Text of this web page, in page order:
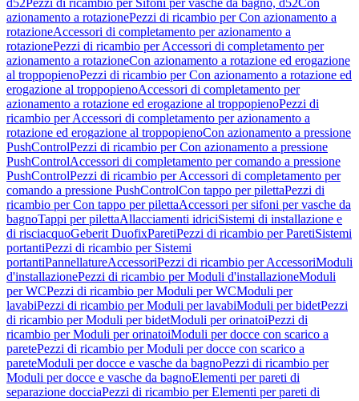
d52Pezzi di ricambio per Sifoni per vasche da bagno, d52Con
azionamento a rotazionePezzi di ricambio per Con azionamento a
rotazioneAccessori di completamento per azionamento a
rotazionePezzi di ricambio per Accessori di completamento per
azionamento a rotazioneCon azionamento a rotazione ed erogazione
al troppopienoPezzi di ricambio per Con azionamento a rotazione ed
erogazione al troppopienoAccessori di completamento per
azionamento a rotazione ed erogazione al troppopienoPezzi di
ricambio per Accessori di completamento per azionamento a
rotazione ed erogazione al troppopienoCon azionamento a pressione
PushControlPezzi di ricambio per Con azionamento a pressione
PushControlAccessori di completamento per comando a pressione
PushControlPezzi di ricambio per Accessori di completamento per
comando a pressione PushControlCon tappo per pilettaPezzi di
ricambio per Con tappo per pilettaAccessori per sifoni per vasche da
bagnoTappi per pilettaAllacciamenti idriciSistemi di installazione e
di risciacquoGeberit DuofixParetiPezzi di ricambio per ParetiSistemi
portantiPezzi di ricambio per Sistemi
portantiPannellatureAccessoriPezzi di ricambio per AccessoriModuli
d'installazionePezzi di ricambio per Moduli d'installazioneModuli
per WCPezzi di ricambio per Moduli per WCModuli per
lavabiPezzi di ricambio per Moduli per lavabiModuli per bidetPezzi
di ricambio per Moduli per bidetModuli per orinatoiPezzi di
ricambio per Moduli per orinatoiModuli per docce con scarico a
paretePezzi di ricambio per Moduli per docce con scarico a
pareteModuli per docce e vasche da bagnoPezzi di ricambio per
Moduli per docce e vasche da bagnoElementi per pareti di
separazione docciaPezzi di ricambio per Elementi per pareti di